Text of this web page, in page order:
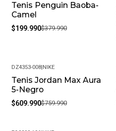
-47%
Tenis Penguin Baoba-
Camel
$199.990$379.990
-20%
DZ4353-008| NIKE
Tenis Jordan Max Aura
5-Negro
$609.990$759.990